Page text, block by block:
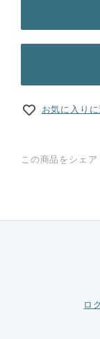
お気に入りに
この商品をシェア
ロ